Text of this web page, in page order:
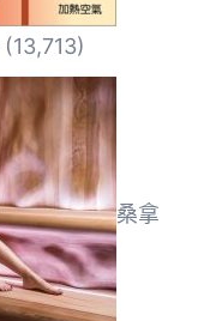
(13,713)
桑拿